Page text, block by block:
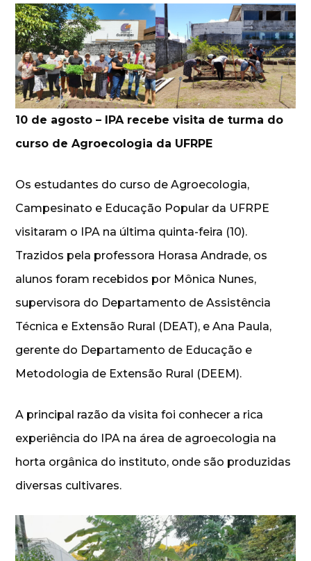
10 de agosto – IPA recebe visita de turma do
curso de Agroecologia da UFRPE
Os estudantes do curso de Agroecologia,
Campesinato e Educação Popular da UFRPE
visitaram o IPA na última quinta-feira (10).
Trazidos pela professora Horasa Andrade, os
alunos foram recebidos por Mônica Nunes,
supervisora do Departamento de Assistência
Técnica e Extensão Rural (DEAT), e Ana Paula,
gerente do Departamento de Educação e
Metodologia de Extensão Rural (DEEM).
A principal razão da visita foi conhecer a rica
experiência do IPA na área de agroecologia na
horta orgânica do instituto, onde são produzidas
diversas cultivares.